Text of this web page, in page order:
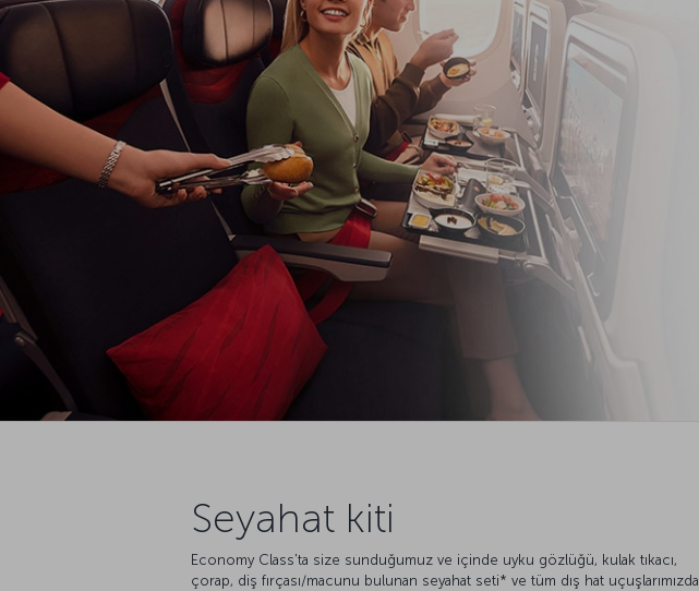
Seyahat kiti
Economy Class'ta size sunduğumuz ve içinde uyku gözlüğü, kulak tıkacı,
çorap, diş fırçası/macunu bulunan seyahat seti* ve tüm dış hat uçuşlarımızda